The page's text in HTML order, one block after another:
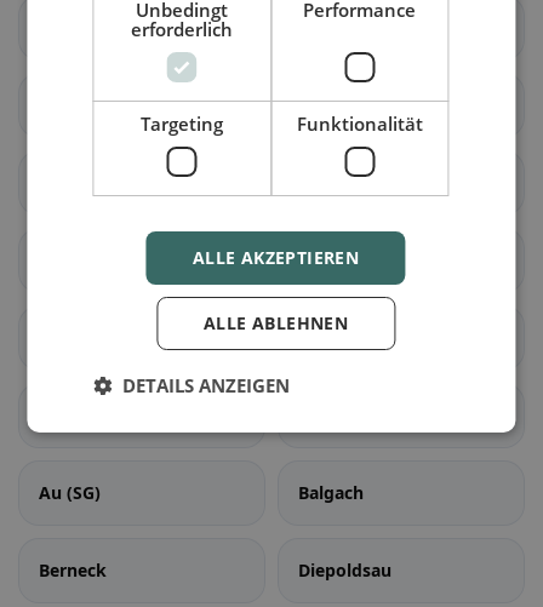
Wittenbach Berg (SG)
Goldach
Rorschach
Rorschacherberg Steinach
Au (SG) Balgach
Berneck Diepoldsau
Unbedingt
erforderlich
Performance
Targeting Funktionalität
ALLE AKZEPTIEREN
ALLE ABLEHNEN
DETAILS ANZEIGEN